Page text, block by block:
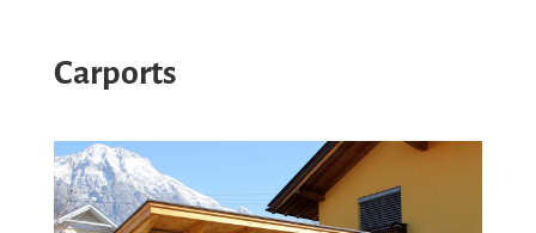
Carports